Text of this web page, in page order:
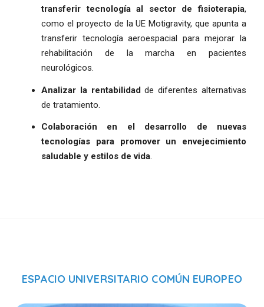
transferir tecnología al sector de fisioterapia,
como el proyecto de la UE Motigravity, que apunta a
transferir tecnología aeroespacial para mejorar la
rehabilitación de la marcha en pacientes
neurológicos.
Analizar la rentabilidadde diferentes alternativas
de tratamiento.
Colaboración en el desarrollo de nuevas
tecnologías para promover un envejecimiento
saludable y estilos de vida.
ESPACIO UNIVERSITARIO COMÚN EUROPEO